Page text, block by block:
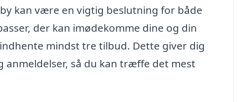
kan være en vigtig beslutning for både
der kan imødekomme dine og din
mindst tre tilbud. Dette giver dig
anmeldelser, så du kan træffe det mest